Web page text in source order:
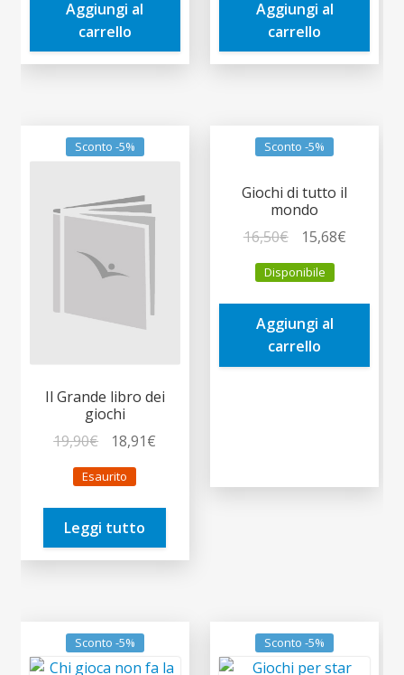
3,00€.
Aggiungi al
carrello
3,00€.
Aggiungi al
carrello
Sconto -5%
Il Grande libro dei
giochi
19,90€
prezzo
originale
era:
19,90€.
18,91€
è:
Esaurito
Leggi tutto
Sconto -5%
Giochi di tutto il
mondo
16,50€
prezzo
originale
era:
16,50€.
15,68€Il
è:
Disponibile
Aggiungi al
carrello
Sconto -5% Sconto -5%